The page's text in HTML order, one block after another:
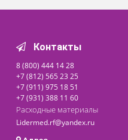
Цена от
По запросу
последнее обновление: 29-